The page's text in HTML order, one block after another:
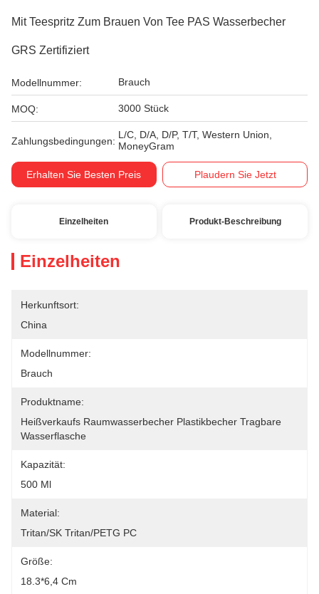
Mit Teespritz Zum Brauen Von Tee PAS Wasserbecher
GRS Zertifiziert
Modellnummer: Brauch
MOQ: 3000 Stück
Zahlungsbedingungen:
L/C, D/A, D/P, T/T, Western Union,
MoneyGram
Erhalten Sie Besten Preis Plaudern Sie Jetzt
Einzelheiten Produkt-Beschreibung
Einzelheiten
Herkunftsort:
China
Modellnummer:
Brauch
Produktname:
Heißverkaufs Raumwasserbecher Plastikbecher Tragbare
Wasserflasche
Kapazität:
500 Ml
Material:
Tritan/SK Tritan/PETG PC
Größe:
18.3*6,4 Cm